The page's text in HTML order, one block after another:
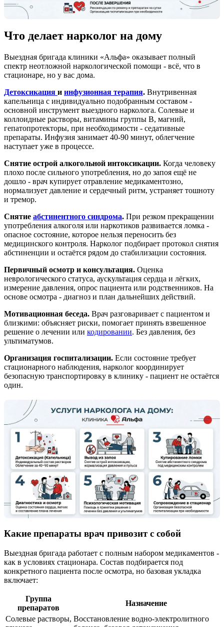
Что делает нарколог на дому
Выездная бригада клиники «Альфа» оказывает полный
спектр неотложной наркологической помощи - всё, что в
стационаре, но у вас дома.
Детоксикация и инфузионная терапия. Внутривенная
капельница с индивидуально подобранным составом -
основной инструмент выездного нарколога. Солевые и
коллоидные растворы, витамины группы B, магний,
гепатопротекторы, при необходимости - седативные
препараты. Инфузия занимает 40-90 минут, облегчение
наступает уже в процессе.
Снятие острой алкогольной интоксикации. Когда человеку
плохо после сильного употребления, но до запоя ещё не
дошло - врач купирует отравление медикаментозно,
нормализует давление и сердечный ритм, устраняет тошноту
и тремор.
Снятие абстинентного синдрома. При резком прекращении
употребления алкоголя или наркотиков развивается ломка -
опасное состояние, которое нельзя переносить без
медицинского контроля. Нарколог подбирает протокол снятия
абстиненции и остаётся рядом до стабилизации состояния.
Первичный осмотр и консультация. Оценка
неврологического статуса, аускультация сердца и лёгких,
измерение давления, опрос пациента или родственников. На
основе осмотра - диагноз и план дальнейших действий.
Мотивационная беседа. Врач разговаривает с пациентом и
близкими: объясняет риски, помогает принять взвешенное
решение о лечении или кодировании. Без давления, без
ультиматумов.
Организация госпитализации. Если состояние требует
стационарного наблюдения, нарколог координирует
безопасную транспортировку в клинику - пациент не остаётся
один.
Какие препараты врач привозит с собой
Выездная бригада работает с полным набором медикаментов -
как в условиях стационара. Состав подбирается под
конкретного пациента после осмотра, но базовая укладка
включает:
Группа
препаратов
Назначение
Солевые растворы, Восстановление водно-электролитного